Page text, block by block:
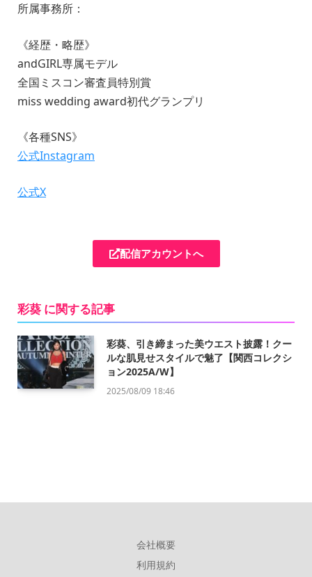
所属事務所：
《経歴・略歴》
andGIRL専属モデル
全国ミスコン審査員特別賞
miss wedding award初代グランプリ
《各種SNS》
公式Instagram
公式X
配信アカウントへ
彩葵 に関する記事
彩葵、引き締まった美ウエスト披露！クー
ルな肌見せスタイルで魅了【関西コレクシ
ョン2025A/W】
2025/08/09 18:46
会社概要
利用規約